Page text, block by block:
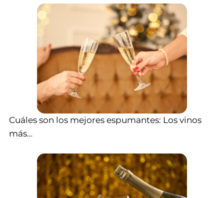
Cuáles son los mejores espumantes: Los vinos
más…